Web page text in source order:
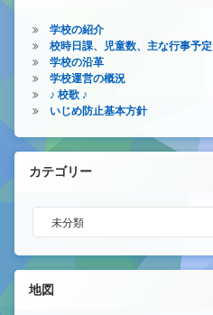
シ
ョ
ン
学校の紹介
校時日課、児童数、主な行事予定
学校の沿革
学校運営の概況
♪ 校歌 ♪
いじめ防止基本方針
カテゴリー
カテゴリー
地図